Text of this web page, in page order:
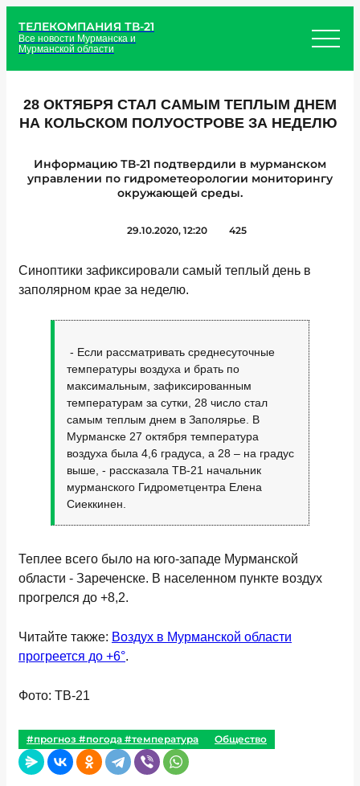
ТЕЛЕКОМПАНИЯ ТВ-21
Все новости Мурманска и
Мурманской области
28 ОКТЯБРЯ СТАЛ САМЫМ ТЕПЛЫМ ДНЕМ
НА КОЛЬСКОМ ПОЛУОСТРОВЕ ЗА НЕДЕЛЮ
Информацию ТВ-21 подтвердили в мурманском
управлении по гидрометеорологии мониторингу
окружающей среды.
29.10.2020, 12:20 425
Синоптики зафиксировали самый теплый день в
заполярном крае за неделю.
- Если рассматривать среднесуточные
температуры воздуха и брать по
максимальным, зафиксированным
температурам за сутки, 28 число стал
самым теплым днем в Заполярье. В
Мурманске 27 октября температура
воздуха была 4,6 градуса, а 28 – на градус
выше, - рассказала ТВ-21 начальник
мурманского Гидрометцентра Елена
Сиеккинен.
Теплее всего было на юго-западе Мурманской
области - Зареченске. В населенном пункте воздух
прогрелся до +8,2.
Читайте также: Воздух в Мурманской области
прогреется до +6°.
Фото: ТВ-21
#прогноз #погода #температура Общество